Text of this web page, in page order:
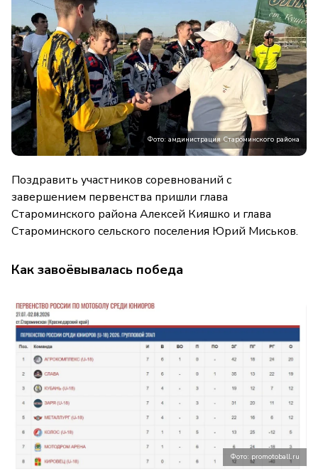
Фото: амдинистрация Староминского района
Поздравить участников соревнований с
завершением первенства пришли глава
Староминского района Алексей Кияшко и глава
Староминского сельского поселения Юрий Миськов.
Как завоёвывалась победа
Фото: promotoball.ru